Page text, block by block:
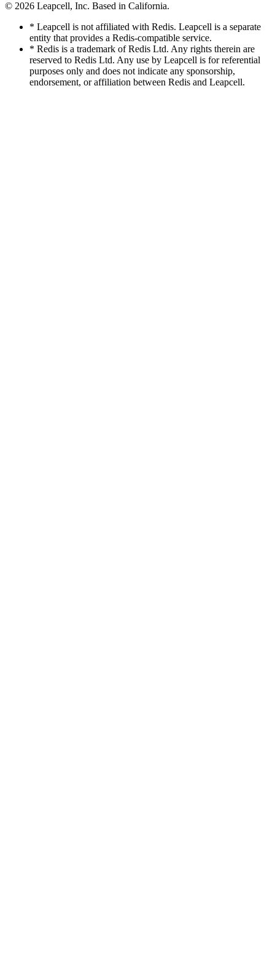
© 2026 Leapcell, Inc. Based in California.
* Leapcell is not affiliated with Redis. Leapcell is a separate
entity that provides a Redis-compatible service.
* Redis is a trademark of Redis Ltd. Any rights therein are
reserved to Redis Ltd. Any use by Leapcell is for referential
purposes only and does not indicate any sponsorship,
endorsement, or affiliation between Redis and Leapcell.